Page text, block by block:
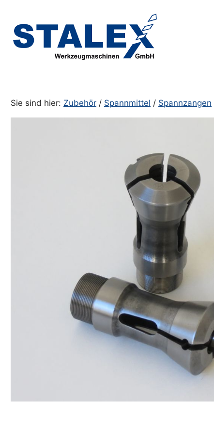
springen
Sie sind hier: Zubehör / Spannmittel / Spannzangen